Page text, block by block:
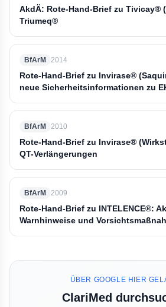
AkdÄ: Rote-Hand-Brief zu Tivicay®
Triumeq®
BfArM 2014
Rote-Hand-Brief zu Invirase®
neue Sicherheitsinformationen zu
BfArM 2010
Rote-Hand-Brief zu Invirase®
QT-Verlängerungen
BfArM 2009
Rote-Hand-Brief zu INTELENCE®:
Warnhinweise und
ÜBER GOOGLE HIER
ClariMed